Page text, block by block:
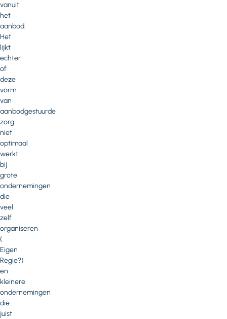
vanuit
het
aanbod.
Het
lijkt
echter
of
deze
vorm
van
aanbodgestuurde
zorg
niet
optimaal
werkt
bij
grote
ondernemingen
die
veel
zelf
organiseren
(
Eigen
Regie?)
en
kleinere
ondernemingen
die
juist